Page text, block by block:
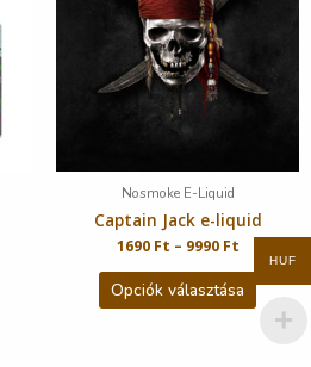
Nosmoke E-Liquid
Captain Jack e-liquid
1690 Ft – 9990 Ft
Opciók választása
HUF